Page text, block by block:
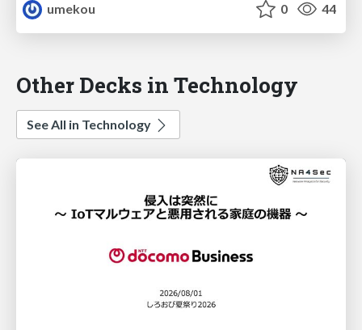
umekou
0 44
Other Decks in Technology
See All in Technology